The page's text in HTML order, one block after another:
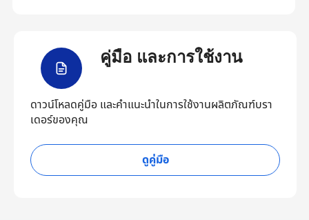
คู่มือ และการใช้งาน
ดาวน์โหลดคู่มือ และคำแนะนำในการใช้งานผลิตภัณฑ์บรา
เดอร์ของคุณ
ดูคู่มือ